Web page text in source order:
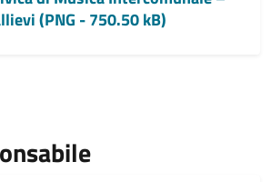
(PNG - 750.50 kB)